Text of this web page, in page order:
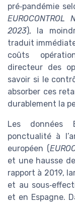
pré‑pandémie
2023), la
traduit
coûts
directeur des
savoir si le
absorber ces
durablement la
Les données
ponctualité à
européen (
et une hausse
rapport à 2019,
et au
et en Espagne.